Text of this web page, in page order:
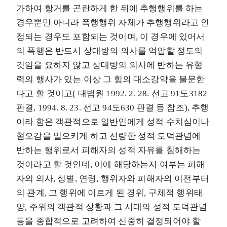
가하여 항거를 곤란하게 한 뒤에 추행행위를 하는
경우뿐만 아니라 폭행행위 자체가 추행행위라고 인
정되는 경우도 포함되는 것이며, 이 경우에 있어서
의 폭행은 반드시 상대방의 의사를 억압할 정도의
것임을 요하지 않고 상대방의 의사에 반하는 유형
력의 행사가 있는 이상 그 힘의 대소강약을 불문한
다고 할 것이고( 대법원 1992. 2. 28. 선고 91도3182
판결, 1994. 8. 23. 선고 94도630 판결 등 참조), 추행
이라 함은 객관적으로 일반인에게 성적 수치심이나
혐오감을 일으키게 하고 선량한 성적 도덕관념에
반하는 행위로서 피해자의 성적 자유를 침해하는
것이라고 할 것인데, 이에 해당하는지 여부는 피해
자의 의사, 성별, 연령, 행위자와 피해자의 이전부터
의 관계, 그 행위에 이르게 된 경위, 구체적 행위태
양, 주위의 객관적 상황과 그 시대의 성적 도덕관념
등을 종합적으로 고려하여 신중히 결정되어야 할